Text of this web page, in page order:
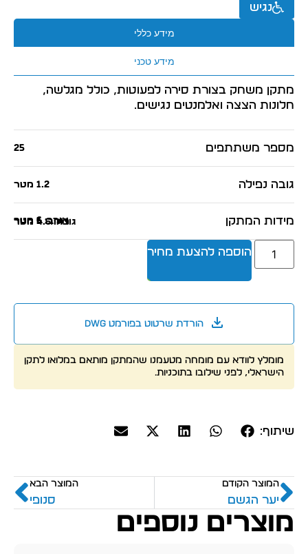
נגיש
מידע כללי
מידע טכני
מתקן משחק בצורת סירה לפעוטות, כולל מגלשה,
חלונות הצצה ואלמנטים נגישים.
מספר משתתפים 25
גובה נפילה 1.2 מטר
מידות המתקן אורך: 6 מטר
רוחב: 5 מטר
גובה: 4.6 מטר
הוספה להצעת מחיר
הורדת שרטוט בפורמט dwg
מומלץ לוודא עם מומחה מטעמנו שהמתקן מותאם במלואו לתקן
הישראלי, לפני שילובו בתוכניות.
שיתוף:
המוצר הקודם
יער הגשם
המוצר הבא
סנופי
מוצרים נוספים